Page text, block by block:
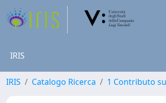
IRIS
IRIS Catalogo Ricerca 1 Contributo